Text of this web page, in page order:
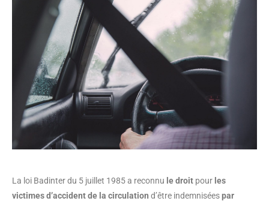
La loi Badinter du 5 juillet 1985 a reconnu le droit pour les
victimes d’accident de la circulation d’être indemniséespar